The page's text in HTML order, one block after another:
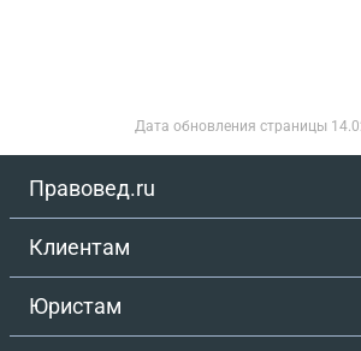
Дата обновления страницы
Правовед.ru
Клиентам
Юристам